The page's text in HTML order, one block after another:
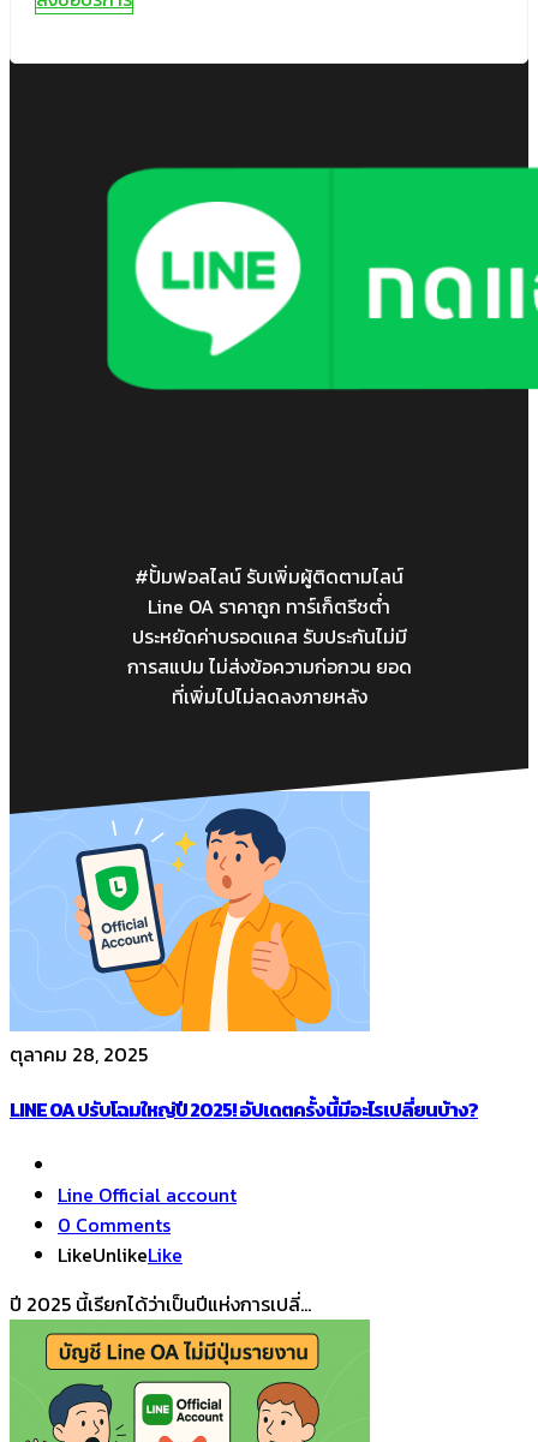
#ปั้มฟอลไลน์ รับเพิ่มผู้ติดตามไลน์
Line OA ราคาถูก ทาร์เก็ตรีชต่ำ
ประหยัดค่าบรอดแคส รับประกันไม่มี
การสแปม ไม่ส่งข้อความก่อกวน ยอด
ที่เพิ่มไปไม่ลดลงภายหลัง
ตุลาคม 28, 2025
LINE OA ปรับโฉมใหญ่ปี 2025! อัปเดตครั้งนี้มีอะไรเปลี่ยนบ้าง?
Line Official account
0 Comments
LikeUnlikeLike
ปี 2025 นี้เรียกได้ว่าเป็นปีแห่งการเปลี่...